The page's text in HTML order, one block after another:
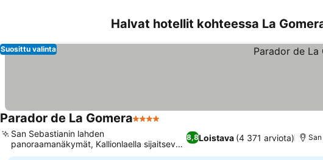
Halvat hotellit kohteessa La
Suosittu valinta
Parador de La Gomera4 Tähtiluokitus
8,8Loistava (4 371 arviota)
San Sebastianin lahden
panoraamanäkymät, Kallionlaella sijaitseva
merinäköalauima-allas